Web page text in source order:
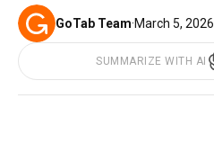
GoTab Team·March 5, 2026
SUMMARIZE WITH AI